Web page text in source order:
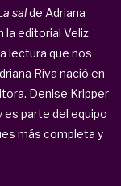
salde Adriana
la editorial Veliz
lectura que nos
Riva nació en
Denise Kripper
parte del equipo
más completa y